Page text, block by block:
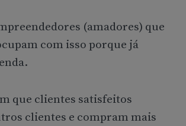
(amadores) que
com isso porque já
que clientes satisfeitos
clientes e compram mais